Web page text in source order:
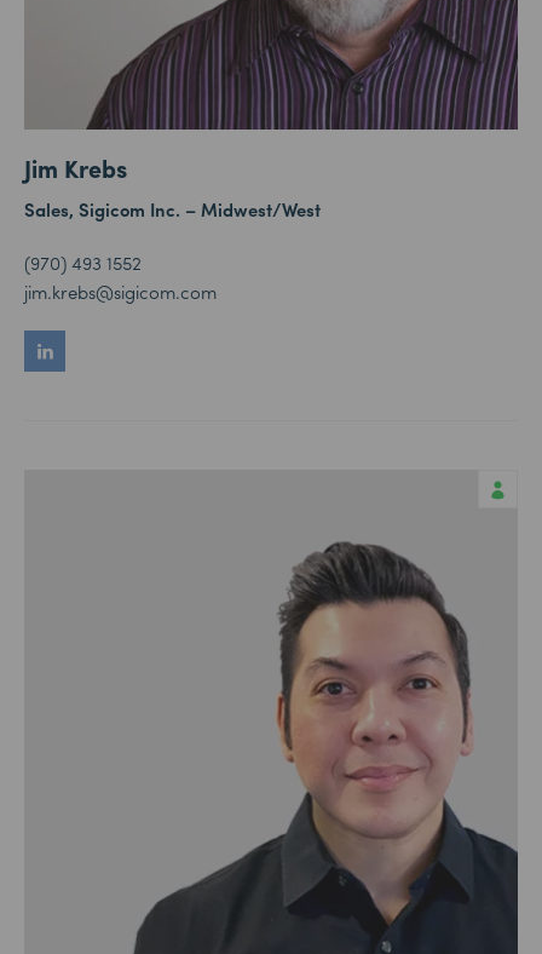
Jim Krebs
Sales, Sigicom Inc. –Midwest/West
(970) 493 1552
jim.krebs@sigicom.com